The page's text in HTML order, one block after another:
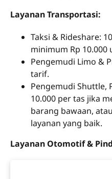
Layanan Transportasi:
Taksi & Rideshare:
minimum Rp
Pengemudi Limo &
tarif.
Pengemudi Shuttle,
10.000 per tas jika
barang bawaan,
layanan yang baik.
Layanan Otomotif &